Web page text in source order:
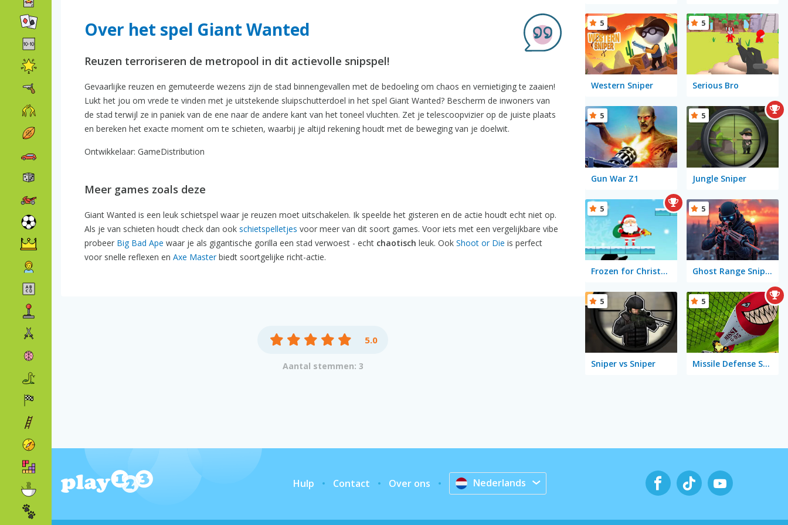
Over het spel Giant Wanted
Reuzen terroriseren de metropool in dit actievolle snipspel!
Gevaarlijke reuzen en gemuteerde wezens zijn de stad binnengevallen met de bedoeling om chaos en vernietiging te zaaien!
Lukt het jou om vrede te vinden met je uitstekende sluipschutterdoel in het spel Giant Wanted? Bescherm de inwoners van
de stad terwijl ze in paniek van de ene naar de andere kant van het toneel vluchten. Zet je telescoopvizier op de juiste plaats
en bereken het exacte moment om te schieten, waarbij je altijd rekening houdt met de beweging van je doelwit.
Ontwikkelaar: GameDistribution
Meer games zoals deze
Giant Wanted is een leuk schietspel waar je reuzen moet uitschakelen. Ik speelde het gisteren en de actie houdt echt niet op.
Als je van schieten houdt check dan ook schietspelletjes voor meer van dit soort games. Voor iets met een vergelijkbare vibe
probeer Big Bad Ape waar je als gigantische gorilla een stad verwoest - echt chaotisch leuk. Ook Shoot or Die is perfect
voor snelle reflexen en Axe Masterbiedt soortgelijke richt-actie.
5.0
Aantal stemmen: 3
Western Sniper
5
Serious Bro
5
Gun War Z1
5
Jungle Sniper
5
Frozen for Christmas
5
Ghost Range Sniper
5
Sniper vs Sniper
5
Missile Defense System
5
Hulp Contact Over ons Nederlands